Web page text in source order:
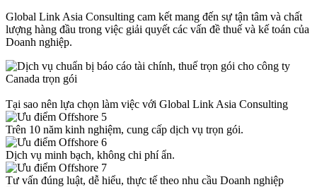
Global Link Asia Consulting cam kết mang đến sự tận tâm và chất
lượng hàng đầu trong việc giải quyết các vấn đề thuế và kế toán của
Doanh nghiệp.
Tại sao nên lựa chọn làm việc với Global Link Asia Consulting
Trên 10 năm kinh nghiệm, cung cấp dịch vụ trọn gói.
Dịch vụ minh bạch, không chi phí ẩn.
Tư vấn đúng luật, dễ hiểu, thực tế theo nhu cầu Doanh nghiệp